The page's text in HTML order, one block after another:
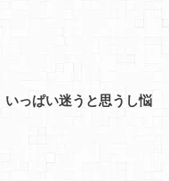
いっぱい迷うと思うし悩